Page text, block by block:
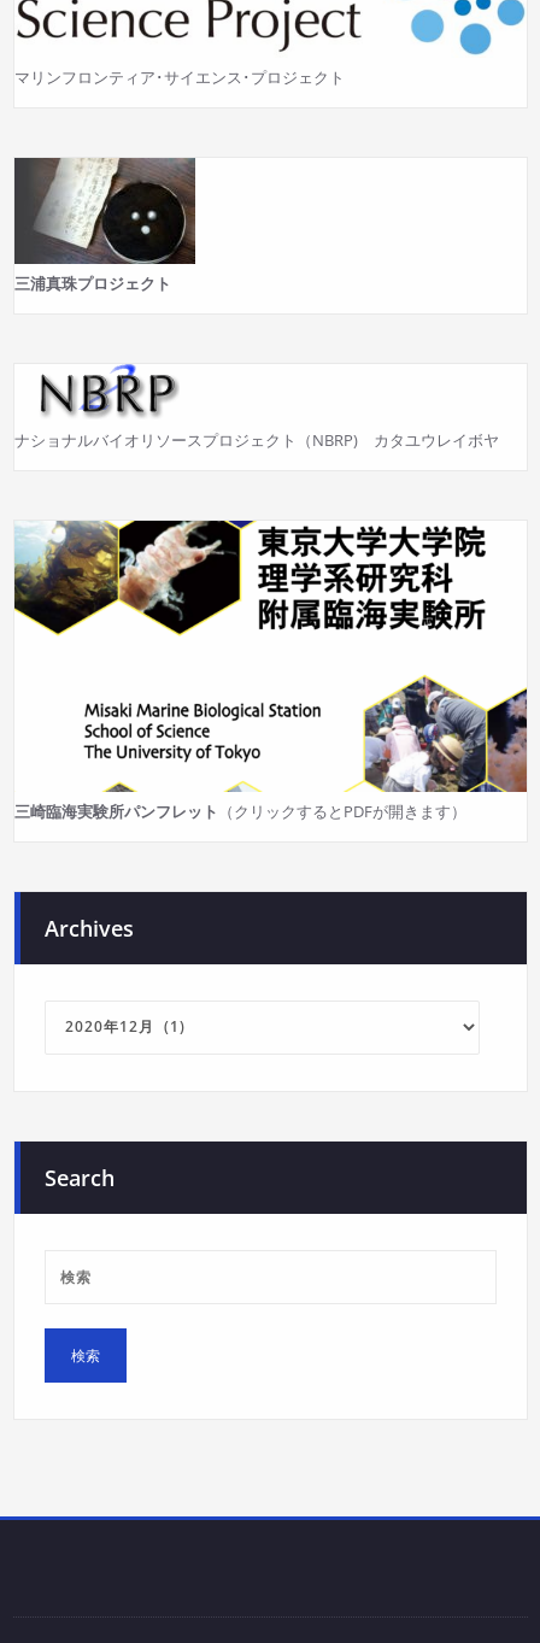
マリンフロンティア･サイエンス･プロジェクト
三浦真珠プロジェクト
ナショナルバイオリソースプロジェクト（NBRP) カタユウレイボヤ
三崎臨海実験所パンフレット （クリックするとPDFが開きます）
Archives
Search